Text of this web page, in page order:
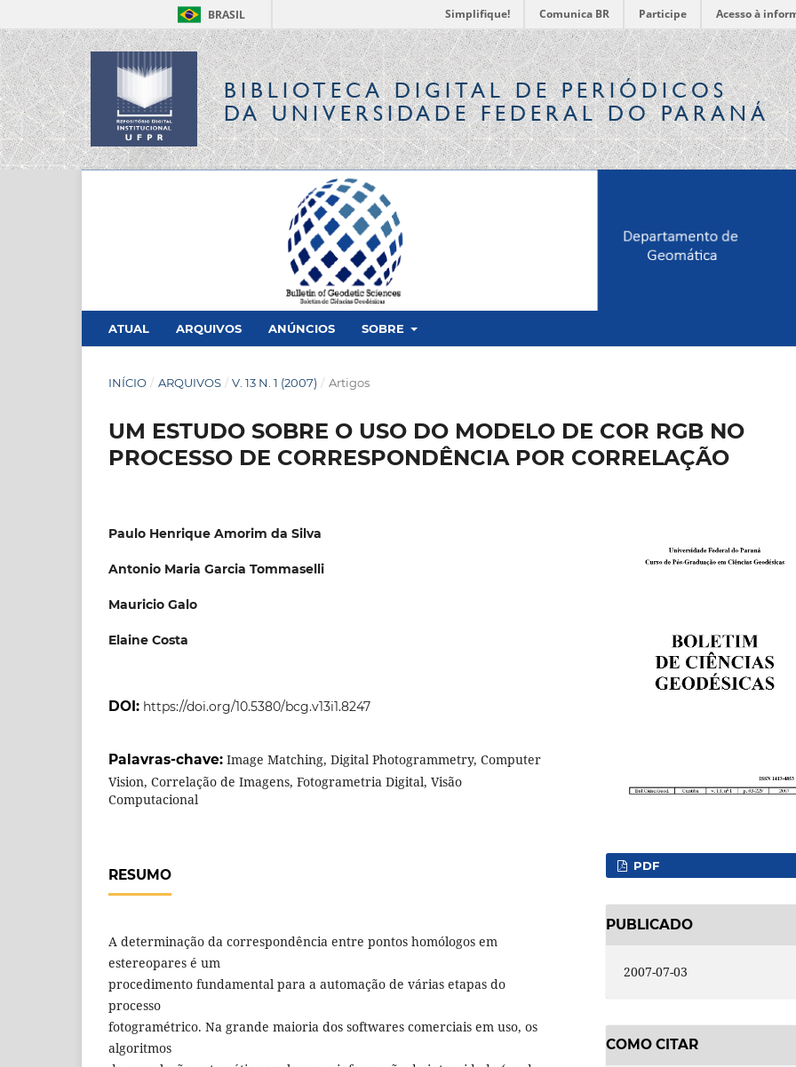
BRASIL Simplifique! Comunica BR Participe Acesso à
BIBLIOTECA DIGITALDE PERIÓDICOS
DA UNIVERSIDADE FEDERAL DO PARANÁ
ATUAL ARQUIVOS ANÚNCIOS SOBRE
INÍCIO / ARQUIVOS / V. 13 N. 1 (2007) / Artigos
UM ESTUDO SOBRE O USO DO MODELO DE COR RGB NO
PROCESSO DE CORRESPONDÊNCIA POR CORRELAÇÃO
Paulo Henrique Amorim da Silva
Antonio Maria Garcia Tommaselli
Mauricio Galo
Elaine Costa
DOI: https://doi.org/10.5380/bcg.v13i1.8247
Palavras-chave: Image Matching, Digital Photogrammetry, Computer
Vision, Correlação de Imagens, Fotogrametria Digital, Visão
Computacional
RESUMO
A determinação da correspondência entre pontos homólogos em
estereopares é um
procedimento fundamental para a automação de várias etapas do
processo
fotogramétrico. Na grande maioria dos softwares comerciais em uso, os
algoritmos
PDF
PUBLICADO
2007-07-03
COMO CITAR